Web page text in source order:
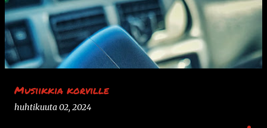
Musiikkia korville
huhtikuuta 02, 2024